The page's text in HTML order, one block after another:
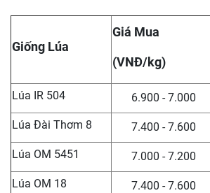
Giống Lúa
Giá Mua
(VNĐ/kg)
Lúa IR 504 6.900 - 7.000
Lúa Đài Thơm 8 7.400 - 7.600
Lúa OM 5451 7.000 - 7.200
Lúa OM 18 7.400 - 7.600